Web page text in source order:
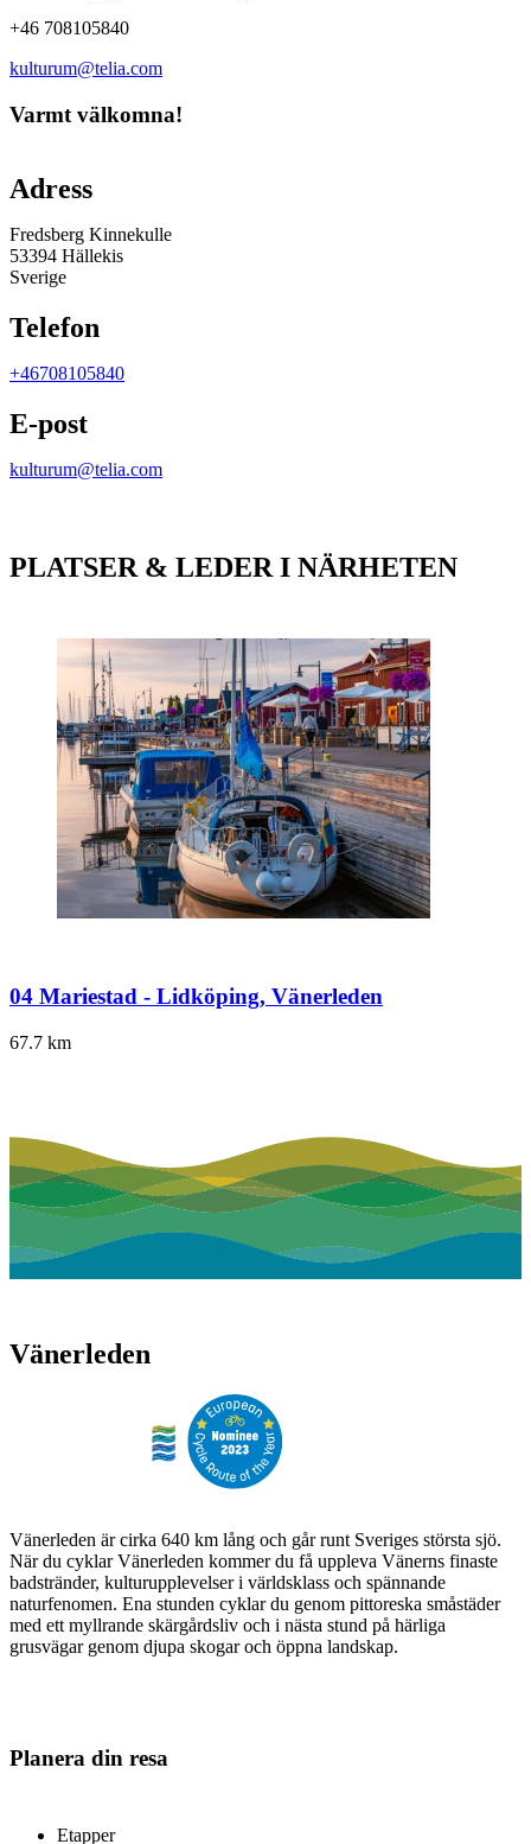
+46 708105840
kulturum@telia.com
Varmt välkomna!
Adress
Fredsberg Kinnekulle
53394 Hällekis
Sverige
Telefon
+46708105840
E-post
kulturum@telia.com
PLATSER & LEDER I NÄRHETEN
04 Mariestad - Lidköping, Vänerleden
67.7 km
Vänerleden
Vänerleden är cirka 640 km lång och går runt Sveriges största sjö.
När du cyklar Vänerleden kommer du få uppleva Vänerns finaste
badstränder, kulturupplevelser i världsklass och spännande
naturfenomen. Ena stunden cyklar du genom pittoreska småstäder
med ett myllrande skärgårdsliv och i nästa stund på härliga
grusvägar genom djupa skogar och öppna landskap.
Planera din resa
Etapper